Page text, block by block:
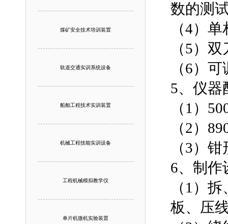
煤矿安全技术培训装置
轨道交通实训系统设备
船舶工程技术实训装置
机械工程技能实训设备
工程机械模拟教学仪
单片机微机实验装置
数的测
（4）
（5）
（6）
5、仪器
（1）
（2）
（3）
6、制作
（1）
板、压